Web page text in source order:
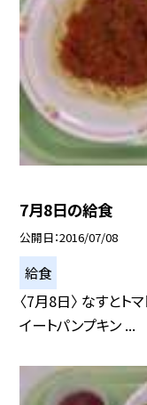
7月8日の給食
公開日 2016/07/08
給食
〈7月8日〉 なすとト
イートパンプキン ...